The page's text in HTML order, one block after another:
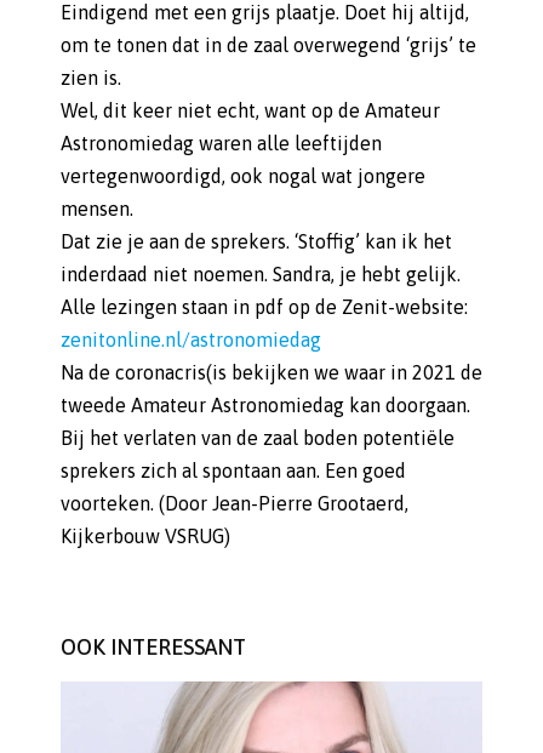
Eindigend met een grijs plaatje. Doet hij altijd,
om te tonen dat in de zaal overwegend ‘grijs’ te
zien is.
Wel, dit keer niet echt, want op de Amateur
Astronomiedag waren alle leeftijden
vertegenwoordigd, ook nogal wat jongere
mensen.
Dat zie je aan de sprekers. ‘Stoffig’ kan ik het
inderdaad niet noemen. Sandra, je hebt gelijk.
Alle lezingen staan in pdf op de Zenit-website:
zenitonline.nl/astronomiedag
Na de coronacris(is bekijken we waar in 2021 de
tweede Amateur Astronomiedag kan doorgaan.
Bij het verlaten van de zaal boden potentiële
sprekers zich al spontaan aan. Een goed
voorteken. (Door Jean-Pierre Grootaerd,
Kijkerbouw VSRUG)
OOK INTERESSANT